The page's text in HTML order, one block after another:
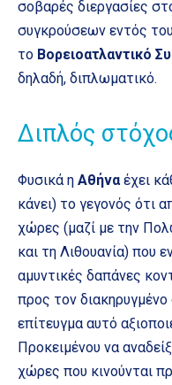
σοβαρές διεργασίες
συγκρούσεων εντός
το Βορειοατλαντικό
δηλαδή, διπλωματικό.
Διπλός
Φυσικά η Αθήνα έχει
κάνει) το γεγονός ότι
χώρες (μαζί με την
και τη Λιθουανία) που
αμυντικές δαπάνες
προς τον
επίτευγμα αυτό
Προκειμένου να
χώρες που κινούνται